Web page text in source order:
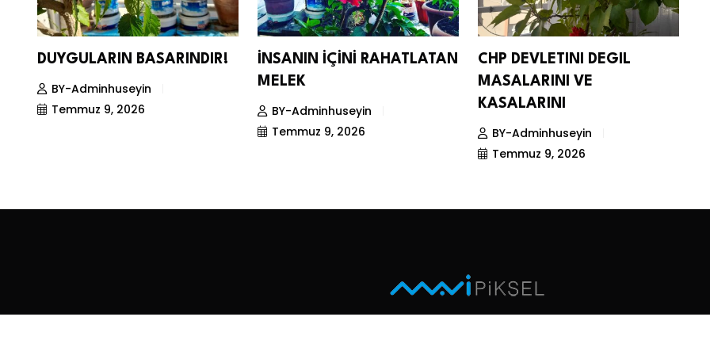
DUYGULARIN BASARINDIR!
BY-Adminhuseyin
Temmuz 9, 2026
İNSANIN İÇİNİ RAHATLATAN
MELEK
BY-Adminhuseyin
Temmuz 9, 2026
CHP DEVLETINI DEGIL
MASALARINI VE
KASALARINI
BY-Adminhuseyin
Temmuz 9, 2026